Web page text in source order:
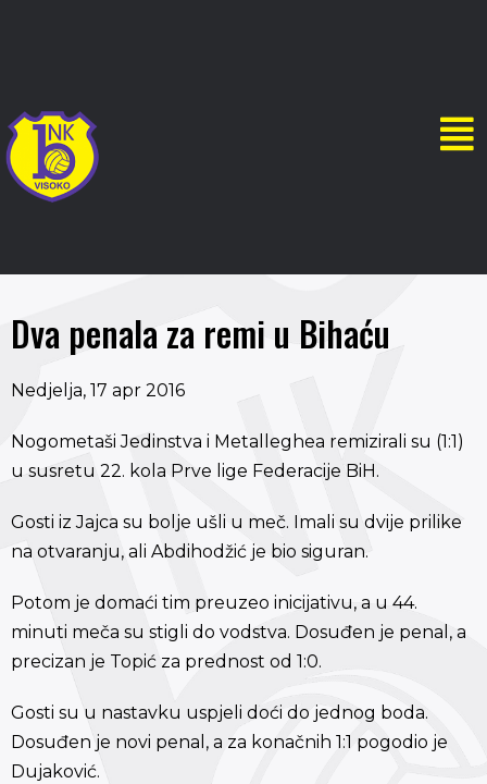
Dva penala za remi u Bihaću
Nedjelja, 17 apr 2016
Nogometaši Jedinstva i Metalleghea remizirali su (1:1)
u susretu 22. kola Prve lige Federacije BiH.
Gosti iz Jajca su bolje ušli u meč. Imali su dvije prilike
na otvaranju, ali Abdihodžić je bio siguran.
Potom je domaći tim preuzeo inicijativu, a u 44.
minuti meča su stigli do vodstva. Dosuđen je penal, a
precizan je Topić za prednost od 1:0.
Gosti su u nastavku uspjeli doći do jednog boda.
Dosuđen je novi penal, a za konačnih 1:1 pogodio je
Dujaković.